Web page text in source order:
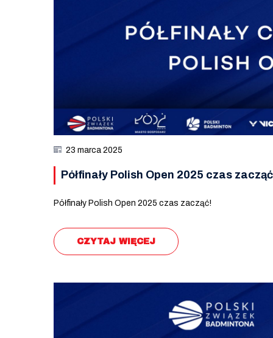
23 marca 2025
Półfinały Polish Open 2025 czas
Półfinały Polish Open 2025 czas zacząć!
CZYTAJ WIĘCEJ